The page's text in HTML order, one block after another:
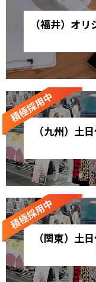
（福井）オ
（九州）土
（関東）土